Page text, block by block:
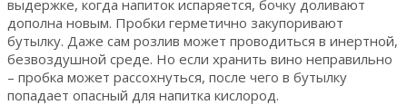
выдержке, когда напиток испаряется, бочку доливают
дополна новым. Пробки герметично закупоривают
бутылку. Даже сам розлив может проводиться в инертной,
безвоздушной среде. Но если хранить вино неправильно
– пробка может рассохнуться, после чего в бутылку
попадает опасный для напитка кислород.